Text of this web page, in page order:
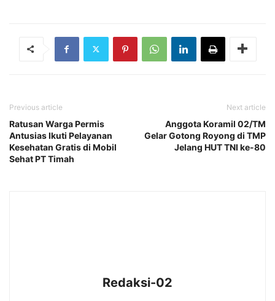
Previous article
Ratusan Warga Permis
Antusias Ikuti Pelayanan
Kesehatan Gratis di Mobil
Sehat PT Timah
Next article
Anggota Koramil 02/TM
Gelar Gotong Royong di TMP
Jelang HUT TNI ke-80
Redaksi-02